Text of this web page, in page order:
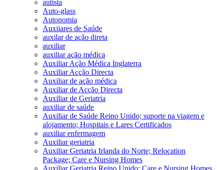
autista
Auto-glass
Autonomia
Auxiiares de Saúde
auxilar de ação direta
auxiliar
auxiliar ação médica
Auxiliar Ação Médica Inglaterra
Auxiliar Acção Directa
Auxiliar de ação médica
Auxiliar de Acção Directa
Auxiliar de Geriatria
auxiliar de saúde
Auxiliar de Saúde Reino Unido; suporte na viagem e
alojamento; Hospitais e Lares Certificados
auxiliar enfermagem
Auxiliar geriatria
Auxiliar Geriatria Irlanda do Norte; Relocation
Package; Care e Nursing Homes
Auxiliar Geriatria Reino Unido; Care e Nursing Homes